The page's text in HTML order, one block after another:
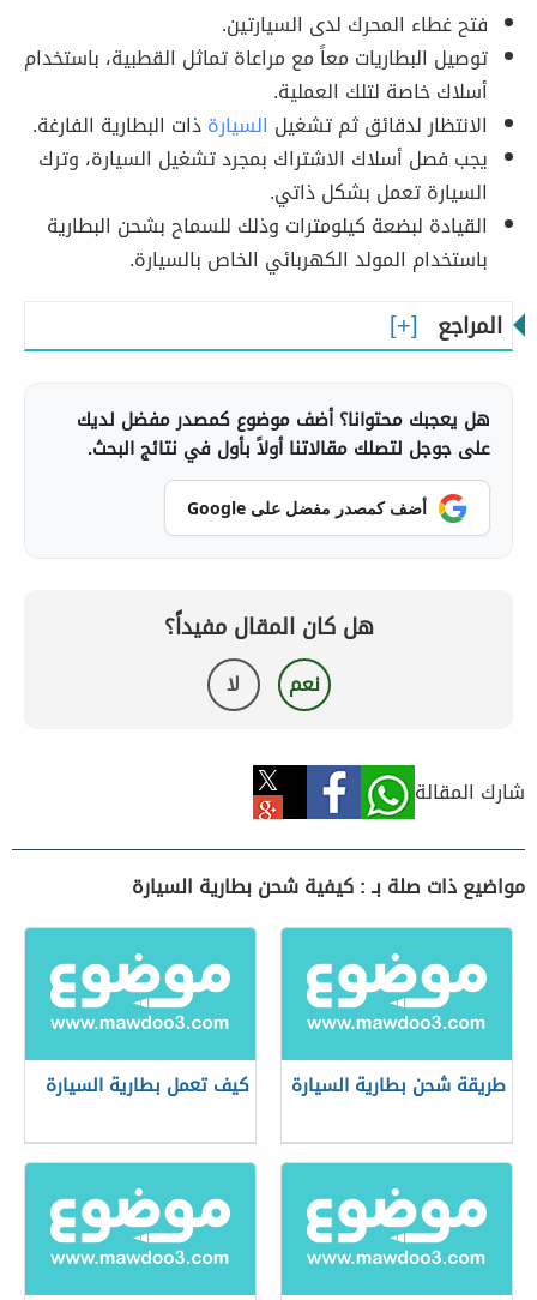
فتح غطاء المحرك لدى السيارتين.
توصيل البطاريات معاً مع مراعاة تماثل القطبية، باستخدام
أسلاك خاصة لتلك العملية.
الانتظار لدقائق ثم تشغيل السيارةذات البطارية الفارغة.
يجب فصل أسلاك الاشتراك بمجرد تشغيل السيارة، وترك
السيارة تعمل بشكل ذاتي.
القيادة لبضعة كيلومترات وذلك للسماح بشحن البطارية
باستخدام المولد الكهربائي الخاص بالسيارة.
المراجع
هل يعجبك محتوانا؟ أضف موضوع كمصدر مفضل لديك
على جوجل لتصلك مقالاتنا أولاً بأول في نتائج البحث.
أضف كمصدر مفضل على Google
هل كان المقال مفيداً؟
نعم لا
شارك المقالة
مواضيع ذات صلة بـ : كيفية شحن بطارية السيارة
طريقة شحن بطارية السيارة كيف تعمل بطارية السيارة